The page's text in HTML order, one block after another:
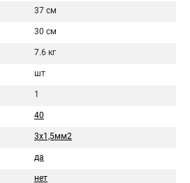
37 см
30 см
7.6 кг
шт
1
40
3х1,5мм2
да
нет